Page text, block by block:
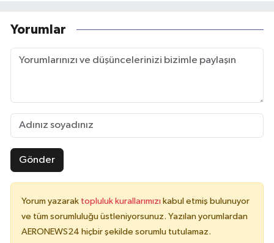
Yorumlar
Gönder
Yorum yazarak topluluk kurallarımızı kabul etmiş bulunuyor
ve tüm sorumluluğu üstleniyorsunuz. Yazılan yorumlardan
AERONEWS24 hiçbir şekilde sorumlu tutulamaz.